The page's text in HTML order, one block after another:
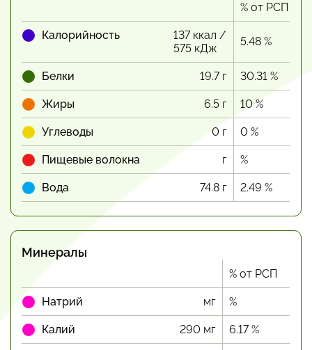
% от РСП
Калорийность
137 ккал /
575 кДж
5.48 %
Белки 19.7 г 30.31 %
Жиры 6.5 г 10 %
Углеводы 0 г 0 %
Пищевые волокна г %
Вода 74.8 г 2.49 %
Минералы
% от РСП
Натрий мг %
Калий 290 мг 6.17 %